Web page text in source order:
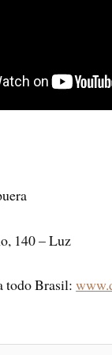
140 – Luz
todo Brasil: